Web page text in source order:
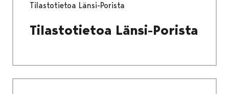
Tilastotietoa Länsi-Porista
Tilastotietoa Länsi-Porista